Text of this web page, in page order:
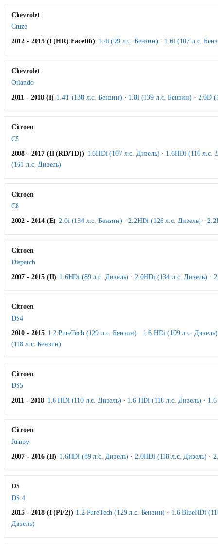
Chevrolet
Cruze
2012 - 2015 (I (HR) Facelift) 1.4i (99 л.с. Бензин) · 1.6i (107 л.с.
Chevrolet
Orlando
2011 - 2018 (I) 1.4T (138 л.с. Бензин) · 1.8i (139 л.с. Бензин) · 2.0D
Citroen
C5
2008 - 2017 (II (RD/TD)) 1.6HDi (107 л.с. Дизель) · 1.6HDi (110 л.с.
(161 л.с. Дизель)
Citroen
C8
2002 - 2014 (E) 2.0i (134 л.с. Бензин) · 2.2HDi (126 л.с. Дизель) ·
Citroen
Dispatch
2007 - 2015 (II) 1.6HDi (89 л.с. Дизель) · 2.0HDi (134 л.с. Дизель) ·
Citroen
DS4
2010 - 2015 1.2 PureTech (129 л.с. Бензин) · 1.6 HDi (109 л.с. Дизель)
(118 л.с. Бензин)
Citroen
DS5
2011 - 2018 1.6 HDi (110 л.с. Дизель) · 1.6 HDi (118 л.с. Дизель) ·
Citroen
Jumpy
2007 - 2016 (II) 1.6HDi (89 л.с. Дизель) · 2.0HDi (118 л.с. Дизель) ·
DS
DS 4
2015 - 2018 (I (PF2)) 1.2 PureTech (129 л.с. Бензин) · 1.6 BlueHDi
Дизель)